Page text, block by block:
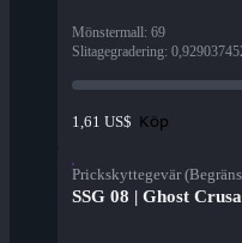
Mönstermall: 69
Slitagegradering:
1,61 US$ Köp
Prickskyttegevär
SSG 08 | Ghost